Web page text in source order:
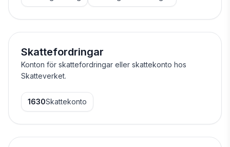
Skattefordringar
Konton för skattefordringar eller skattekonto hos
Skatteverket.
1630Skattekonto